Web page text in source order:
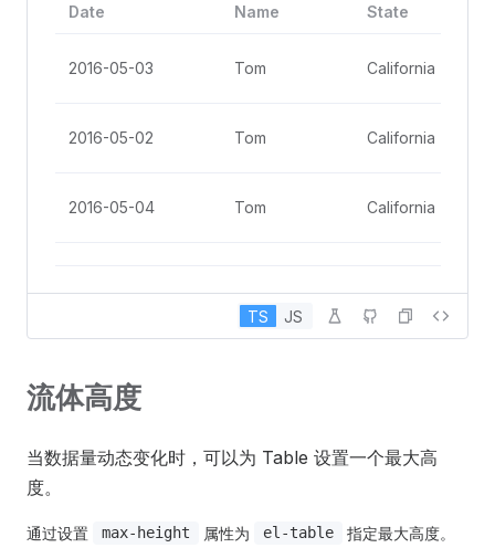
Date Name State
2016-05-03 Tom California
2016-05-02 Tom California
2016-05-04 Tom California
2016-05-06
TS JS
流体高度
当数据量动态变化时，可以为 Table 设置一个最大高
度。
通过设置 max-height 属性为 el-table
指定最大高度。